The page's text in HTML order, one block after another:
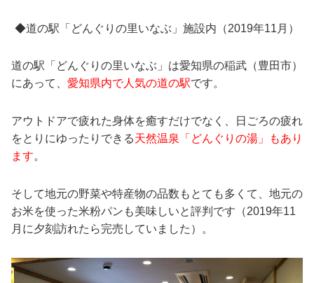
◆道の駅「どんぐりの里いなぶ」施設内（2019年11月）
道の駅「どんぐりの里いなぶ」は愛知県の稲武（豊田市）
にあって、 愛知県内で人気の道の駅です。
アウトドアで疲れた身体を癒すだけでなく、日ごろの疲れ
をとりにゆったりできる天然温泉「どんぐりの湯」もあり
ます。
そして地元の野菜や特産物の品数もとても多くて、地元の
お米を使った米粉パンも美味しいと評判です（2019年11
月に夕刻訪れたら完売していました）。